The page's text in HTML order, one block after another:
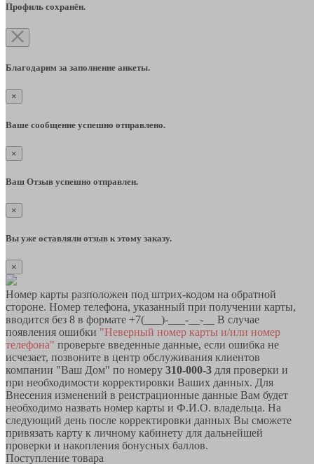
Профиль сохранён.
Благодарим за заполнение анкеты.
×
Ваше сообщение успешно отправлено.
×
Ваш Отзыв успешно отправлен.
×
Вы уже оставляли отзыв к этому заказу.
×
Номер карты разположен под штрих-кодом на обратной
стороне. Номер телефона, указанный при получении карты,
вводится без 8 в формате +7(___)-___-__-__ В случае
появления ошибки "Неверный номер карты и/или номер
телефона" проверьте введенные данные, если ошибка не
исчезает, позвоните в центр обслуживания клиентов
компании "Ваш Дом" по номеру 310-000-3 для проверки и
при необходимости корректировки Ваших данных. Для
Внесения изменений в реистрационные данные Вам будет
необходимо назвать номер карты и Ф.И.О. владельца. На
следующий день после корректировки данных Вы сможете
привязать карту к личному кабинету для дальнейшей
проверки и накопления бонусных баллов.
Поступление товара